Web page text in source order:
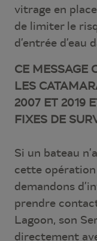
vitrage en
de limiter le
d’entrée d’eau
CE MESSAGE
LES
2007 ET 2019
FIXES DE
Si un bateau
cette
demandons
prendre
Lagoon, son
directement